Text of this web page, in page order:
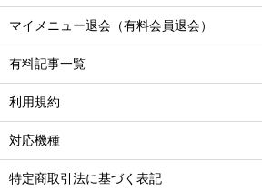
マイメニュー退会（有料会員退会）
有料記事一覧
利用規約
対応機種
特定商取引法に基づく表記